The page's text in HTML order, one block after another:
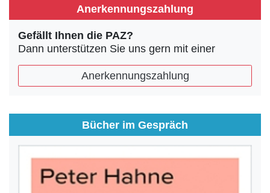
Anerkennungszahlung
Gefällt Ihnen die PAZ?
Dann unterstützen Sie uns gern mit einer
Anerkennungszahlung
Bücher im Gespräch